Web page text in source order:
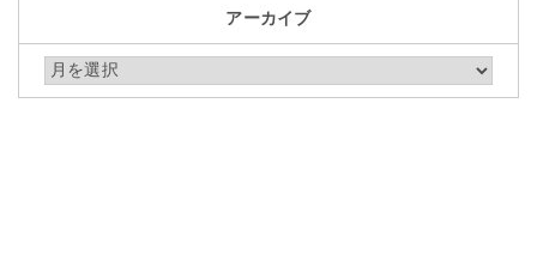
アーカイブ
アーカイブ